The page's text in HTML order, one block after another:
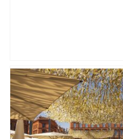
"C'est la reprise des
horrible", plus de 17 km de
ralentissements autour de
jeudi matin, on vous donne
secteurs à éviter –